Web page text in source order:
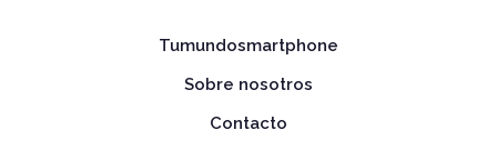
Tumundosmartphone
Sobre nosotros
Contacto